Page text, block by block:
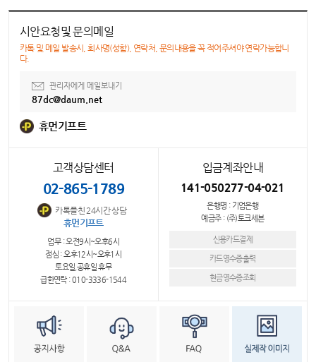
시안요청및 문의메일
카톡 및 메일 발송시, 회사명(성함), 연락처, 문의내용을 꼭 적어주셔야 연락가능합니
다.
관리자에게 메일보내기
87dc@daum.net
휴먼기프트
고객상담센터
02-865-1789
카톡플친 24시간 상담
휴먼기프트
업무 : 오전9시~오후6시
점심 : 오후12시~오후1시
토요일,공휴일 휴무
급한연락 : 010-3336-1544
입금계좌안내
141-050277-04-021
은행명 : 기업은행
예금주 : (주)토크세븐
신용카드결제
카드영수증출력
현금영수증조회